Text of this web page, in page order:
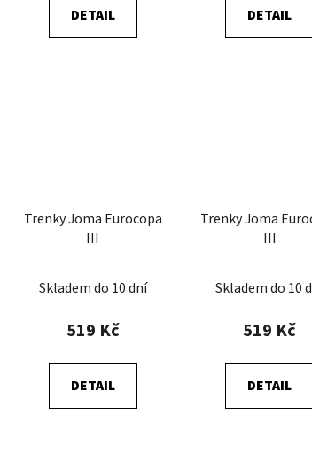
DETAIL DETAIL
Trenky Joma Eurocopa
III
Skladem do 10 dní
519 Kč
DETAIL
Trenky Joma
III
Skladem do 10
519 Kč
DETAIL